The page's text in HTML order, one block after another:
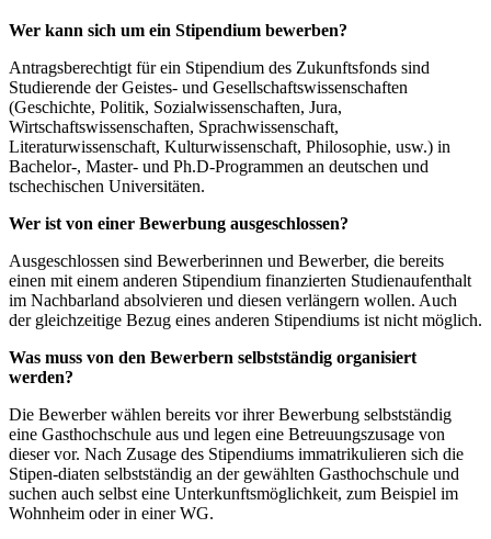
Wer kann sich um ein Stipendium bewerben?
Antragsberechtigt für ein Stipendium des Zukunftsfonds sind
Studierende der Geistes- und Gesellschaftswissenschaften
(Geschichte, Politik, Sozialwissenschaften, Jura,
Wirtschaftswissenschaften, Sprachwissenschaft,
Literaturwissenschaft, Kulturwissenschaft, Philosophie, usw.) in
Bachelor-, Master- und Ph.D-Programmen an deutschen und
tschechischen Universitäten.
Wer ist von einer Bewerbung ausgeschlossen?
Ausgeschlossen sind Bewerberinnen und Bewerber, die bereits
einen mit einem anderen Stipendium finanzierten Studienaufenthalt
im Nachbarland absolvieren und diesen verlängern wollen. Auch
der gleichzeitige Bezug eines anderen Stipendiums ist nicht möglich.
Was muss von den Bewerbern selbstständig organisiert
werden?
Die Bewerber wählen bereits vor ihrer Bewerbung selbstständig
eine Gasthochschule aus und legen eine Betreuungszusage von
dieser vor. Nach Zusage des Stipendiums immatrikulieren sich die
Stipen-diaten selbstständig an der gewählten Gasthochschule und
suchen auch selbst eine Unterkunftsmöglichkeit, zum Beispiel im
Wohnheim oder in einer WG.